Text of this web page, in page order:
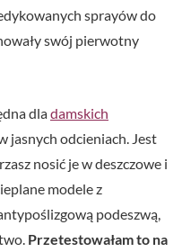
sprayów do
swój pierwotny
dladamskich
jasnych odcieniach. Jest
nosić je w deszczowe i
modele z
podeszwą,
Przetestowałam to na